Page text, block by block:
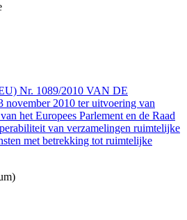
Nr. 1089/2010 VAN DE
2010 ter uitvoering van
het Europees Parlement en de Raad
van verzamelingen ruimtelijke
met betrekking tot ruimtelijke